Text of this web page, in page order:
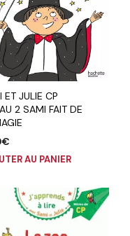
ET JULIE CP
2 SAMI FAIT DE
€
AU PANIER